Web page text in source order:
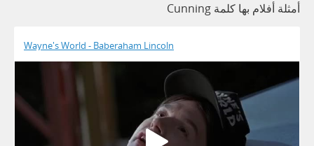
أمثلة أفلام بها كلمة Cunning
Wayne's World - Baberaham Lincoln